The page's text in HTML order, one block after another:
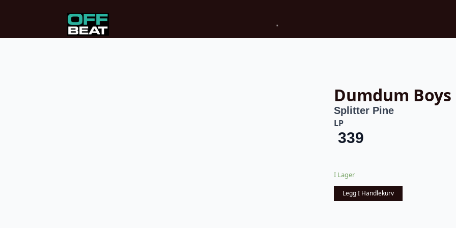
Dumdum Boys
Splitter Pine
LP
339
I Lager
Legg I Handlekurv